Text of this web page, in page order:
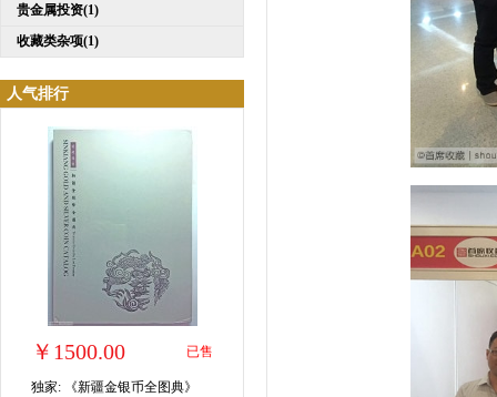
贵金属投资(1)
收藏类杂项(1)
人气排行
￥1500.00 已售
独家: 《新疆金银币全图典》